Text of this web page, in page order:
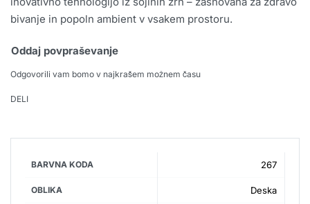
bivanje in popoln ambient v vsakem prostoru.
Oddaj povpraševanje
Odgovorili vam bomo v najkrašem možnem času
DELI
BARVNA KODA 267
OBLIKA Deska